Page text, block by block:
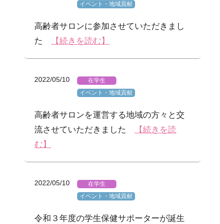
イベント・地域貢献
高齢者サロンに参加させていただきまし
た
【続きを読む】
2022/05/10
在学生
イベント・地域貢献
高齢者サロンを運営する地域の方々と交
流させていただきました
【続きを読
む】
2022/05/10
在学生
イベント・地域貢献
令和３年度の学生保健サポーターが誕生